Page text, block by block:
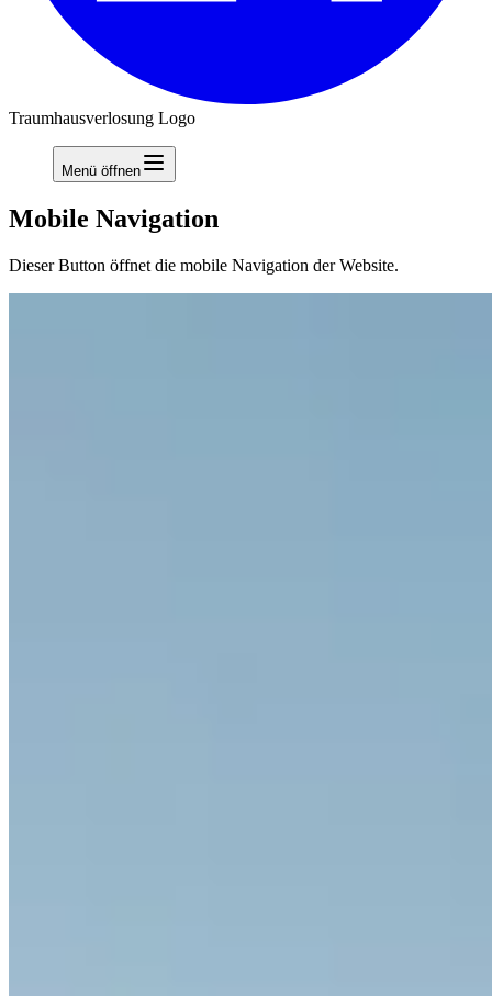
Traumhausverlosung Logo
Menü öffnen
Mobile Navigation
Dieser Button öffnet die mobile Navigation der Website.